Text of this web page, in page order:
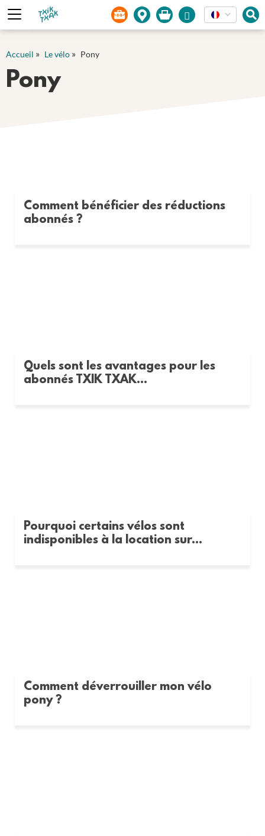
Panneau de gestion des cookies
Accueil » Le vélo » Pony
Pony
Comment bénéficier des réductions
abonnés ?
Quels sont les avantages pour les
abonnés TXIK TXAK...
Pourquoi certains vélos sont
indisponibles à la location sur...
Comment déverrouiller mon vélo
pony ?